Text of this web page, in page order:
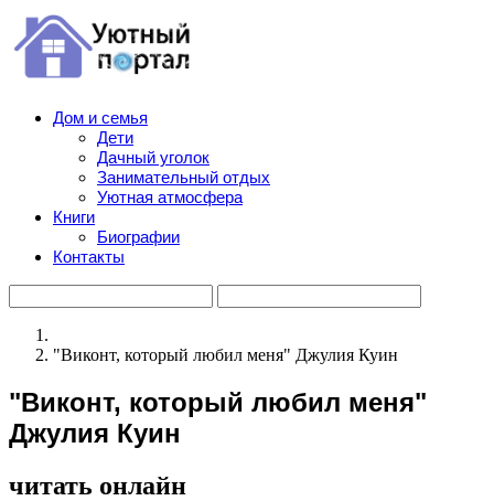
Дом и семья
Дети
Дачный уголок
Занимательный отдых
Уютная атмосфера
Книги
Биографии
Контакты
"Виконт, который любил меня" Джулия Куин
"Виконт, который любил меня"
Джулия Куин
читать онлайн